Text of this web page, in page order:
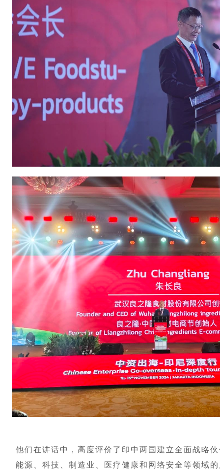
他们在讲话中，高度评价了印中两国建立全面战略
能源、科技、制造业、医疗健康和网络安全等领域